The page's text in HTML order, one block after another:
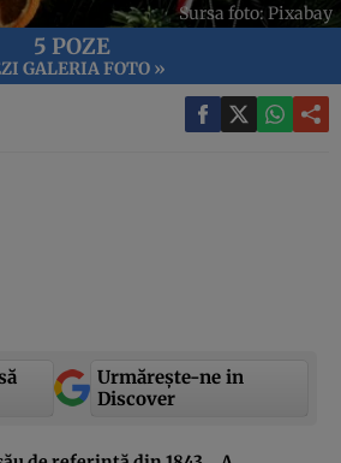
Sursa foto: Pixabay
5 POZE
GALERIA FOTO »
Urmărește-ne in
Discover